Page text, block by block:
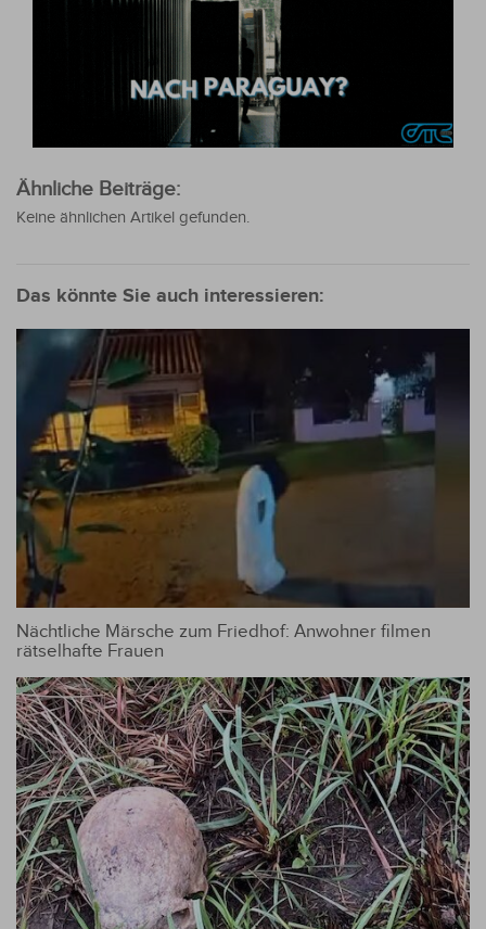
Ähnliche Beiträge:
Keine ähnlichen Artikel gefunden.
Das könnte Sie auch interessieren:
Nächtliche Märsche zum Friedhof: Anwohner filmen
rätselhafte Frauen